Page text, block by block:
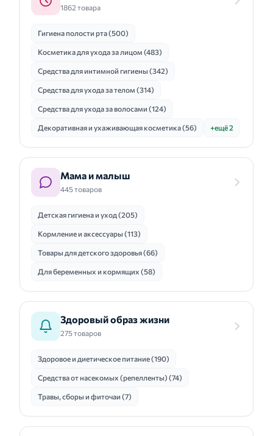
1862 товара
Гигиена полости рта (500)
Косметика для ухода за лицом (483)
Средства для интимной гигиены (342)
Средства для ухода за телом (314)
Средства для ухода за волосами (124)
Декоративная и ухаживающая косметика (56) +ещё 2
Мама и малыш
445 товаров
Детская гигиена и уход (205)
Кормление и аксессуары (113)
Товары для детского здоровья (66)
Для беременных и кормящих (58)
Здоровый образ жизни
275 товаров
Здоровое и диетическое питание (190)
Средства от насекомых (репелленты) (74)
Травы, сборы и фиточаи (7)